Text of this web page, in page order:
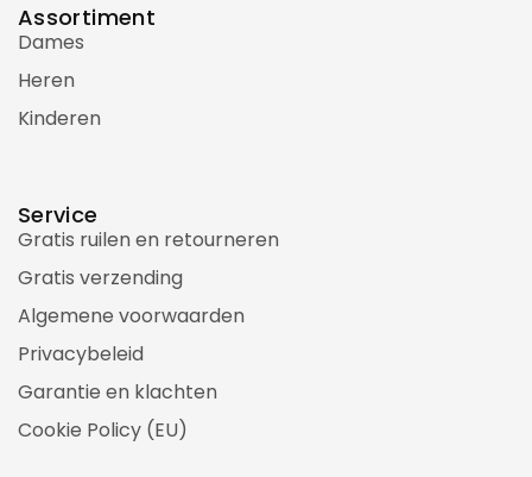
Assortiment
Dames
Heren
Kinderen
Service
Gratis ruilen en retourneren
Gratis verzending
Algemene voorwaarden
Privacybeleid
Garantie en klachten
Cookie Policy (EU)